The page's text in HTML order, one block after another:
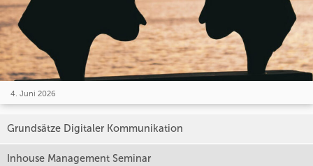
4. Juni 2026
Grundsätze Digitaler Kommunikation
Inhouse Management Seminar